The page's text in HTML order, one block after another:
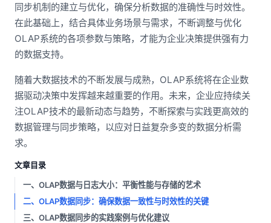
同步机制的建立与优化，确保分析数据的准确性与时效性。
在此基础上，结合具体业务场景与需求，不断调整与优化
OLAP系统的各项参数与策略，才能为企业决策提供强有力
的数据支持。
随着大数据技术的不断发展与成熟，OLAP系统将在企业数
据驱动决策中发挥越来越重要的作用。未来，企业应持续关
注OLAP技术的最新动态与趋势，不断探索与实践更高效的
数据管理与同步策略，以应对日益复杂多变的数据分析需
求。
文章目录
一、OLAP数据与日志大小：平衡性能与存储的艺术
二、OLAP数据同步：确保数据一致性与时效性的关键
三、OLAP数据同步的实践案例与优化建议